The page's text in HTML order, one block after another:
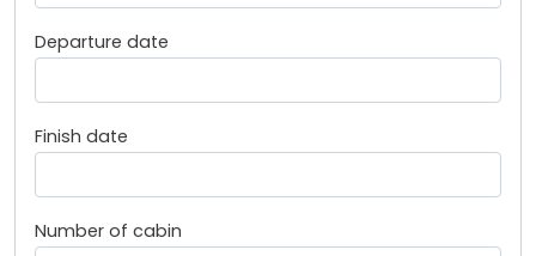
Departure date
Finish date
Number of cabin